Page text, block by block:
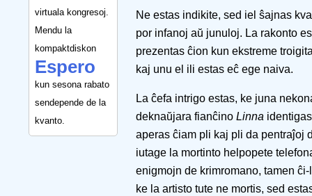
virtuala kongresoj.
Mendu la
kompaktdiskon
Espero
kun sesona rabato
sendepende de la
kvanto.
Ne estas indikite, sed iel ŝajnas
por infanoj aŭ junuloj. La rakonto
prezentas ĉion kun ekstreme
kaj unu el ili estas eĉ ege naiva.
La ĉefa intrigo estas, ke juna
deknaŭjara fianĉino Linna
aperas ĉiam pli kaj pli da pentraĵoj
iutage la mortinto helpopete
enigmojn de krimromano, tamen
ke la artisto tute ne mortis, sed